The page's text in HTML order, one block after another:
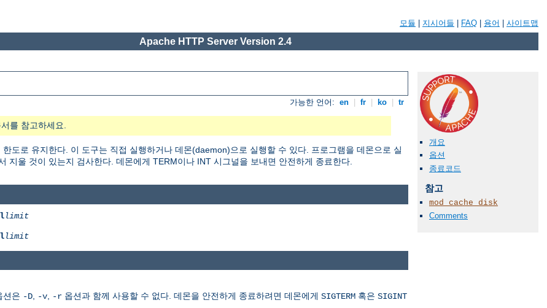
모듈 지시어들 FAQ 용어 사이트맵
Apache HTTP Server Version 2.4
가능한 언어: en fr ko tr
를 참고하세요.
도로 유지한다. 이 도구는 직접 실행하거나 데몬(daemon)으로 실행할 수 있다. 프로그램을 데몬으로 실
지울 것이 있는지 검사한다. 데몬에게 TERM이나 INT 시그널을 보내면 안전하게 종료한다.
개요
옵션
종료코드
참고
mod_cache_disk
Comments
llimit
llimit
션은 -D -v -r 옵션과 함께 사용할 수 없다. 데몬을 안전하게 종료하려면 데몬에게 SIGTERM 혹은 SIGINT